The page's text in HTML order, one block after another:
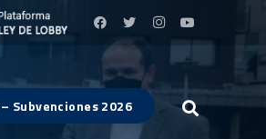
Subvenciones 2026